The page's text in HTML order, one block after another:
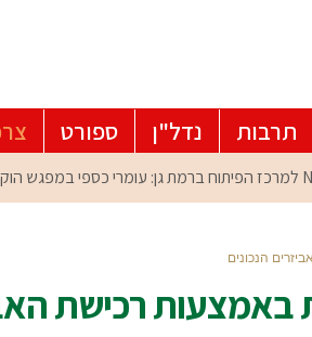
תרבות נדל"ן ספורט
הנכונים
רכישת